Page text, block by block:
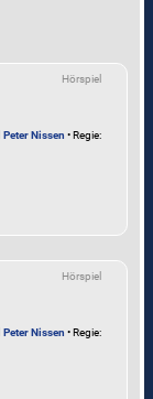
Hörspiel
Peter Nissen • Regie:
Hörspiel
Peter Nissen • Regie: